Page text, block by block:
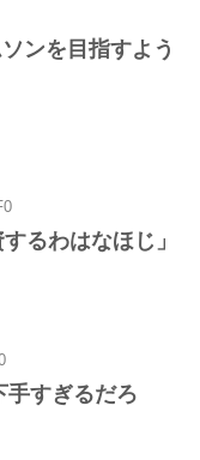
ンを目指すよう
るわはなほじ」
手すぎるだろ